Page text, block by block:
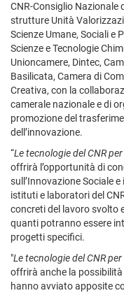
CNR-Consiglio Nazionale
strutture Unità
Scienze Umane, Sociali e
Scienze e Tecnologie
Unioncamere, Dintec,
Basilicata, Camera di
Creativa, con la
camerale nazionale e di
promozione del
dell’innovazione.
“Le tecnologie del CNR
offrirà l’opportunità di
sull’Innovazione Sociale
istituti e laboratori del
concreti del lavoro svolto
quanti potranno essere
progetti specifici.
"Le tecnologie del CNR
offrirà anche la possibilità
hanno avviato apposite